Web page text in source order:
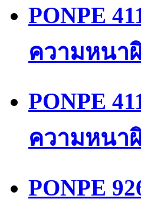
PONPE
ความหนา
PONPE
ความหนา
PONPE